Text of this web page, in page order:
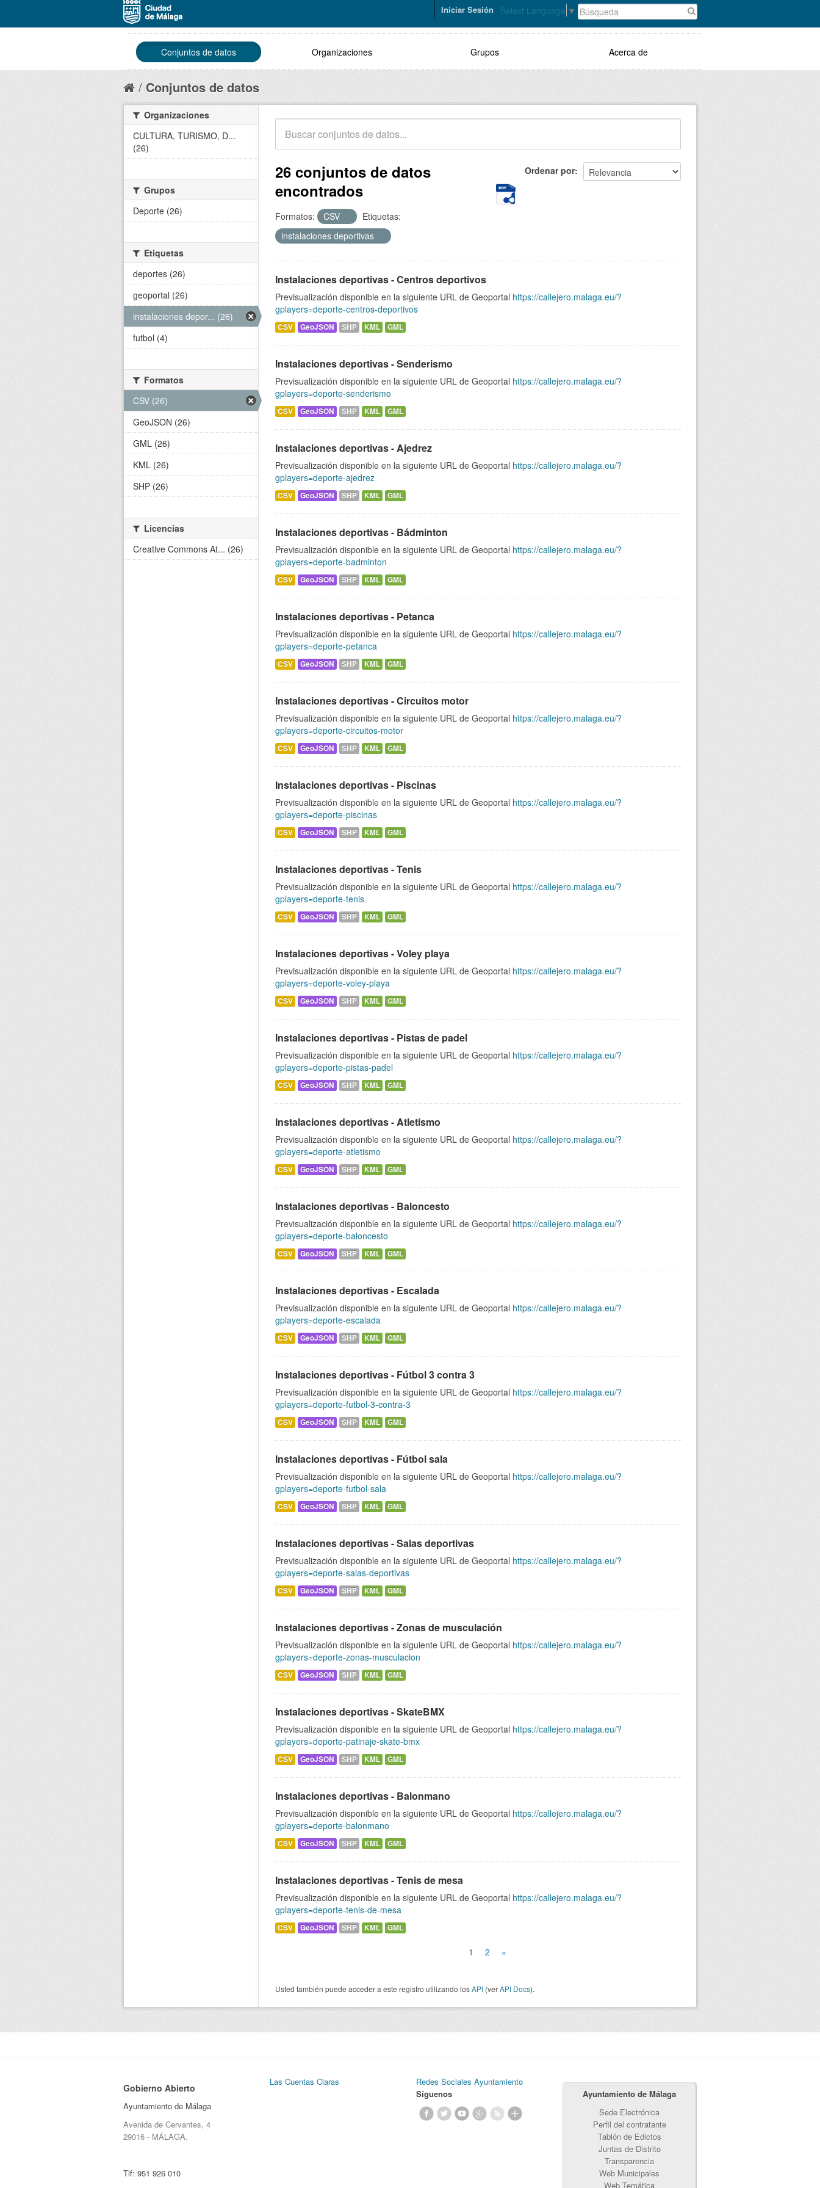
Select Language ▼
Iniciar Sesión
Conjuntos de datos Organizaciones Grupos Acerca de
Conjuntos de datos
Ordenar por
26 conjuntos de datos
encontrados
Formatos: CSV
Etiquetas:
instalaciones deportivas
Instalaciones deportivas - Centros deportivos
Previsualización disponible en la siguiente URL de Geoportal https://callejero.malaga.eu/?
gplayers=deporte-centros-deportivos
CSV GeoJSON SHP KML GML
Instalaciones deportivas - Senderismo
Previsualización disponible en la siguiente URL de Geoportal https://callejero.malaga.eu/?
gplayers=deporte-senderismo
CSV GeoJSON SHP KML GML
Instalaciones deportivas - Ajedrez
Previsualización disponible en la siguiente URL de Geoportal https://callejero.malaga.eu/?
gplayers=deporte-ajedrez
CSV GeoJSON SHP KML GML
Instalaciones deportivas - Bádminton
Previsualización disponible en la siguiente URL de Geoportal https://callejero.malaga.eu/?
gplayers=deporte-badminton
CSV GeoJSON SHP KML GML
Instalaciones deportivas - Petanca
Previsualización disponible en la siguiente URL de Geoportal https://callejero.malaga.eu/?
gplayers=deporte-petanca
CSV GeoJSON SHP KML GML
Instalaciones deportivas - Circuitos motor
Previsualización disponible en la siguiente URL de Geoportal https://callejero.malaga.eu/?
gplayers=deporte-circuitos-motor
CSV GeoJSON SHP KML GML
Instalaciones deportivas - Piscinas
Previsualización disponible en la siguiente URL de Geoportal https://callejero.malaga.eu/?
gplayers=deporte-piscinas
CSV GeoJSON SHP KML GML
Instalaciones deportivas - Tenis
Previsualización disponible en la siguiente URL de Geoportal https://callejero.malaga.eu/?
gplayers=deporte-tenis
CSV GeoJSON SHP KML GML
Instalaciones deportivas - Voley playa
Previsualización disponible en la siguiente URL de Geoportal https://callejero.malaga.eu/?
gplayers=deporte-voley-playa
CSV GeoJSON SHP KML GML
Instalaciones deportivas - Pistas de padel
Previsualización disponible en la siguiente URL de Geoportal https://callejero.malaga.eu/?
gplayers=deporte-pistas-padel
CSV GeoJSON SHP KML GML
Instalaciones deportivas - Atletismo
Previsualización disponible en la siguiente URL de Geoportal https://callejero.malaga.eu/?
gplayers=deporte-atletismo
CSV GeoJSON SHP KML GML
Instalaciones deportivas - Baloncesto
Previsualización disponible en la siguiente URL de Geoportal https://callejero.malaga.eu/?
gplayers=deporte-baloncesto
CSV GeoJSON SHP KML GML
Instalaciones deportivas - Escalada
Previsualización disponible en la siguiente URL de Geoportal https://callejero.malaga.eu/?
gplayers=deporte-escalada
CSV GeoJSON SHP KML GML
Instalaciones deportivas - Fútbol 3 contra 3
Previsualización disponible en la siguiente URL de Geoportal https://callejero.malaga.eu/?
gplayers=deporte-futbol-3-contra-3
CSV GeoJSON SHP KML GML
Instalaciones deportivas - Fútbol sala
Previsualización disponible en la siguiente URL de Geoportal https://callejero.malaga.eu/?
gplayers=deporte-futbol-sala
CSV GeoJSON SHP KML GML
Instalaciones deportivas - Salas deportivas
Previsualización disponible en la siguiente URL de Geoportal https://callejero.malaga.eu/?
gplayers=deporte-salas-deportivas
CSV GeoJSON SHP KML GML
Instalaciones deportivas - Zonas de musculación
Previsualización disponible en la siguiente URL de Geoportal https://callejero.malaga.eu/?
gplayers=deporte-zonas-musculacion
CSV GeoJSON SHP KML GML
Instalaciones deportivas - SkateBMX
Previsualización disponible en la siguiente URL de Geoportal https://callejero.malaga.eu/?
gplayers=deporte-patinaje-skate-bmx
CSV GeoJSON SHP KML GML
Instalaciones deportivas - Balonmano
Previsualización disponible en la siguiente URL de Geoportal https://callejero.malaga.eu/?
gplayers=deporte-balonmano
CSV GeoJSON SHP KML GML
Instalaciones deportivas - Tenis de mesa
Previsualización disponible en la siguiente URL de Geoportal https://callejero.malaga.eu/?
gplayers=deporte-tenis-de-mesa
CSV GeoJSON SHP KML GML
1 2 »
Usted también puede acceder a este registro utilizando losAPI (verAPI Docs).
Organizaciones
CULTURA, TURISMO, D...
(26)
Grupos
Deporte (26)
Etiquetas
deportes (26)
geoportal (26)
instalaciones depor... (26)
futbol (4)
Formatos
CSV (26)
GeoJSON (26)
GML (26)
KML (26)
SHP (26)
Licencias
Creative Commons At... (26)
Gobierno Abierto
Ayuntamiento de Málaga
Avenida de Cervantes, 4
29016 - MÁLAGA.
Tlf: 951 926 010
Las Cuentas Claras
Redes Sociales Ayuntamiento
Síguenos
Ayuntamiento de Málaga
Sede Electrónica
Perfil del contratante
Tablón de Edictos
Juntas de Distrito
Transparencia
Web Municipales
Web Temática